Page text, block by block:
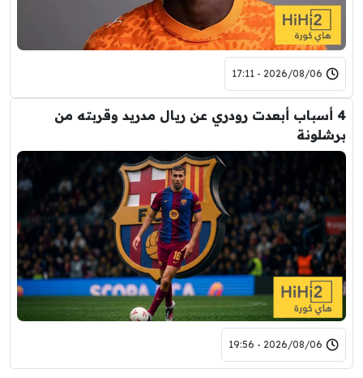
2026/08/06 - 17:11
4 أسباب أبعدت رودري عن ريال مدريد وقربته من
برشلونة
2026/08/06 - 19:56